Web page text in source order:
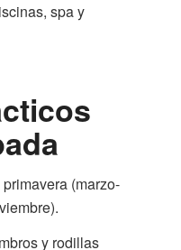
spa y
(marzo-
y rodillas